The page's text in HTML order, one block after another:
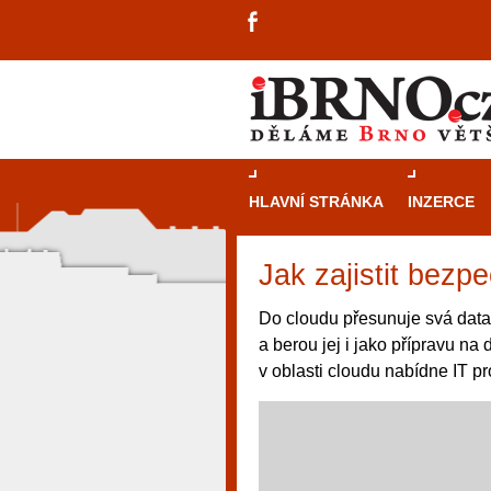
HLAVNÍ STRÁNKA INZERCE
Jak zajistit
Do cloudu přesunuje svá
a berou jej i jako přípravu na
v oblasti cloudu nabídne IT